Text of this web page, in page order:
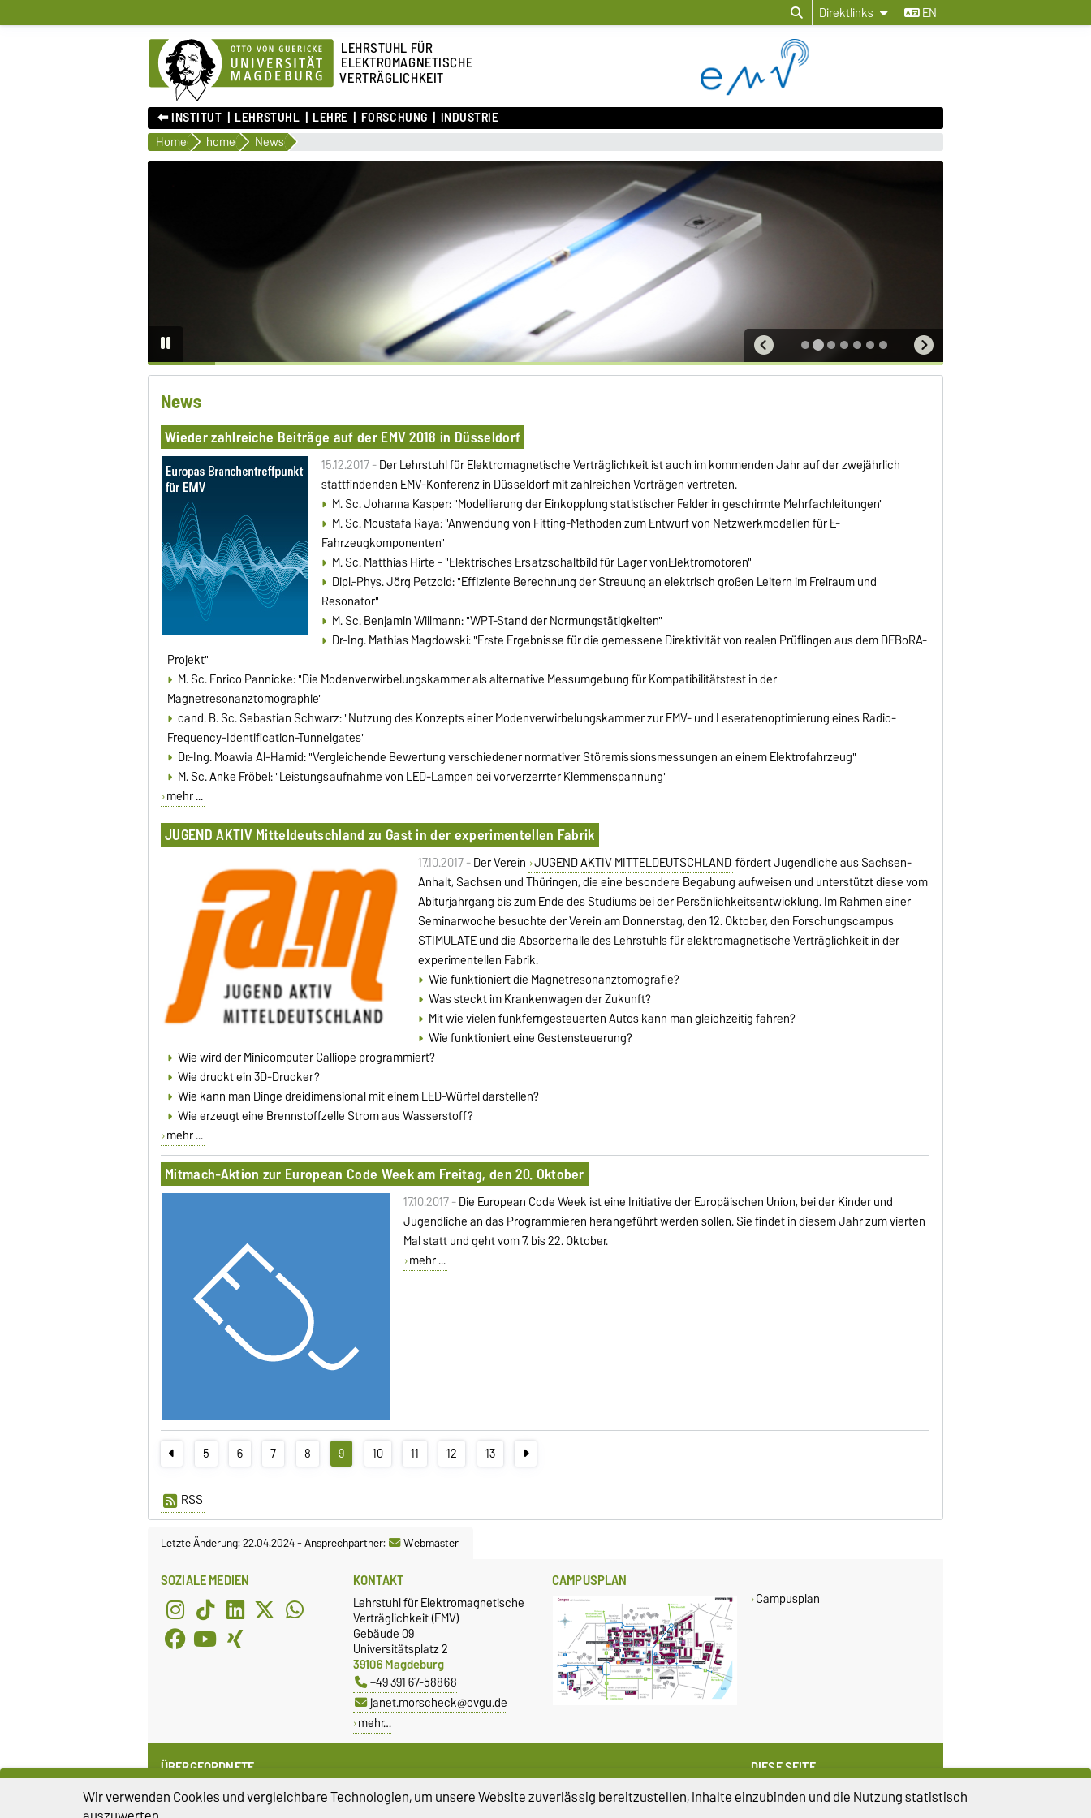
Direktlinks EN
LEHRSTUHL FÜR
ELEKTROMAGNETISCHE
VERTRÄGLICHKEIT
⬅︎ INSTITUT LEHRSTUHL LEHRE FORSCHUNG INDUSTRIE
Home home News
News
Wieder zahlreiche Beiträge auf der EMV 2018 in Düsseldorf
15.12.2017 -Der Lehrstuhl für Elektromagnetische Verträglichkeit ist auch im kommenden Jahr auf der zweijährlich
stattfindenden EMV-Konferenz in Düsseldorf mit zahlreichen Vorträgen vertreten.
M. Sc. Johanna Kasper: "Modellierung der Einkopplung statistischer Felder in geschirmte Mehrfachleitungen"
M. Sc. Moustafa Raya: "Anwendung von Fitting-Methoden zum Entwurf von Netzwerkmodellen für E-
Fahrzeugkomponenten"
M. Sc. Matthias Hirte - "Elektrisches Ersatzschaltbild für Lager vonElektromotoren"
Dipl.-Phys. Jörg Petzold: "Effiziente Berechnung der Streuung an elektrisch großen Leitern im Freiraum und
Resonator"
M. Sc. Benjamin Willmann: "WPT-Stand der Normungstätigkeiten"
Dr.-Ing. Mathias Magdowski: "Erste Ergebnisse für die gemessene Direktivität von realen Prüflingen aus dem DEBoRA-
Projekt"
M. Sc. Enrico Pannicke: "Die Modenverwirbelungskammer als alternative Messumgebung für Kompatibilitätstest in der
Magnetresonanztomographie"
cand. B. Sc. Sebastian Schwarz: "Nutzung des Konzepts einer Modenverwirbelungskammer zur EMV- und Leseratenoptimierung eines Radio-
Frequency-Identification-Tunnelgates"
Dr.-Ing. Moawia Al-Hamid: "Vergleichende Bewertung verschiedener normativer Störemissionsmessungen an einem Elektrofahrzeug"
M. Sc. Anke Fröbel: "Leistungsaufnahme von LED-Lampen bei vorverzerrter Klemmenspannung"
mehr ...
JUGEND AKTIV Mitteldeutschland zu Gast in der experimentellen Fabrik
17.10.2017 -Der Verein JUGEND AKTIV MITTELDEUTSCHLAND fördert Jugendliche aus Sachsen-
Anhalt, Sachsen und Thüringen, die eine besondere Begabung aufweisen und unterstützt diese vom
Abiturjahrgang bis zum Ende des Studiums bei der Persönlichkeitsentwicklung. Im Rahmen einer
Seminarwoche besuchte der Verein am Donnerstag, den 12. Oktober, den Forschungscampus
STIMULATE und die Absorberhalle des Lehrstuhls für elektromagnetische Verträglichkeit in der
experimentellen Fabrik.
Wie funktioniert die Magnetresonanztomografie?
Was steckt im Krankenwagen der Zukunft?
Mit wie vielen funkferngesteuerten Autos kann man gleichzeitig fahren?
Wie funktioniert eine Gestensteuerung?
Wie wird der Minicomputer Calliope programmiert?
Wie druckt ein 3D-Drucker?
Wie kann man Dinge dreidimensional mit einem LED-Würfel darstellen?
Wie erzeugt eine Brennstoffzelle Strom aus Wasserstoff?
mehr ...
Mitmach-Aktion zur European Code Week am Freitag, den 20. Oktober
17.10.2017 -Die European Code Week ist eine Initiative der Europäischen Union, bei der Kinder und
Jugendliche an das Programmieren herangeführt werden sollen. Sie findet in diesem Jahr zum vierten
Mal statt und geht vom 7. bis 22. Oktober.
mehr ...
5 6 7 8 9 10 11 12 13
RSS
Letzte Änderung: 22.04.2024-Ansprechpartner: Webmaster
SOZIALE MEDIEN KONTAKT
Lehrstuhl für Elektromagnetische
Verträglichkeit (EMV)
Gebäude 09
Universitätsplatz 2
39106 Magdeburg
+49 391 67-58868
janet.morscheck@ovgu.de
mehr…
CAMPUSPLAN
Campusplan
ÜBERGEORDNETE
EINRICHTUNGEN
DIESE SEITE
Vorlesen
Wir verwenden Cookies und vergleichbare Technologien, um unsere Website zuverlässig bereitzustellen, Inhalte einzubinden und die Nutzung statistisch